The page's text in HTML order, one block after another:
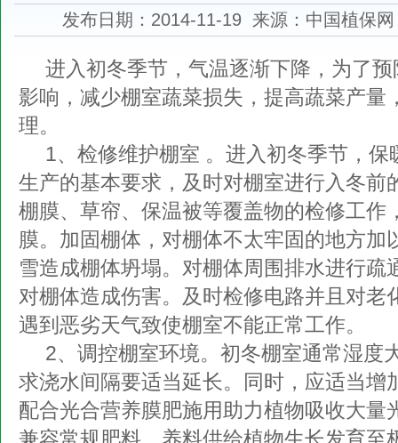
发布日期：2014-11-19 来源：中国植保
进入初冬季节，气温逐渐下降，为了预
影响，减少棚室蔬菜损失，提高蔬菜产量
理。
1、检修维护棚室 。进入初冬季节，保
生产的基本要求，及时对棚室进行入冬前
棚膜、草帘、保温被等覆盖物的检修工作
膜。加固棚体，对棚体不太牢固的地方加
雪造成棚体坍塌。对棚体周围排水进行疏
对棚体造成伤害。及时检修电路并且对老
遇到恶劣天气致使棚室不能正常工作。
2、调控棚室环境。初冬棚室通常湿度
求浇水间隔要适当延长。同时，应适当增
配合光合营养膜肥施用助力植物吸收大量